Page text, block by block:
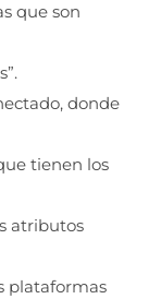
que son
donde
tienen los
atributos
plataformas